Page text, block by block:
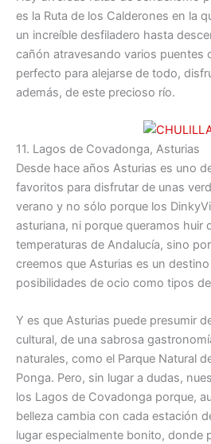
es la Ruta de los Calderones en la
un increíble desfiladero hasta
cañón atravesando varios puentes
perfecto para alejarse de todo,
además, de este precioso río.
11. Lagos de Covadonga, Asturias
Desde hace años Asturias es uno
favoritos para disfrutar de unas
verano y no sólo porque los
asturiana, ni porque queramos huir
temperaturas de Andalucía, sino
creemos que Asturias es un
posibilidades de ocio como tipos
Y es que Asturias puede presumir
cultural, de una sabrosa
naturales, como el Parque Natural
Ponga. Pero, sin lugar a dudas,
los Lagos de Covadonga porque,
belleza cambia con cada estación
lugar especialmente bonito, donde